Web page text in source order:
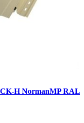
Н NormanMP RAL